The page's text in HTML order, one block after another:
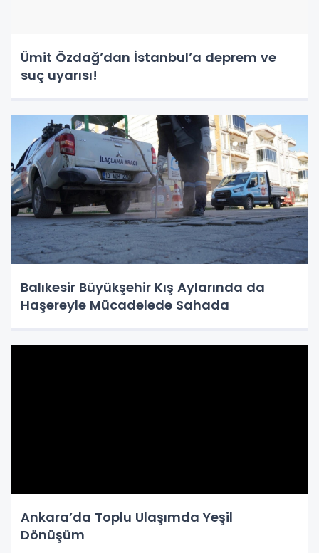
Ümit Özdağ’dan İstanbul’a deprem ve
suç uyarısı!
Balıkesir Büyükşehir Kış Aylarında da
Haşereyle Mücadelede Sahada
Ankara’da Toplu Ulaşımda Yeşil
Dönüşüm